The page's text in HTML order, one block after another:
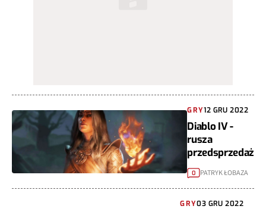
GRY12 GRU 2022
Diablo IV -
rusza
przedsprzedaż
0 PATRYK ŁOBAZA
GRY03 GRU 2022